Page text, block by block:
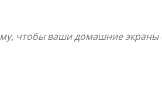
чтобы ваши домашние экраны